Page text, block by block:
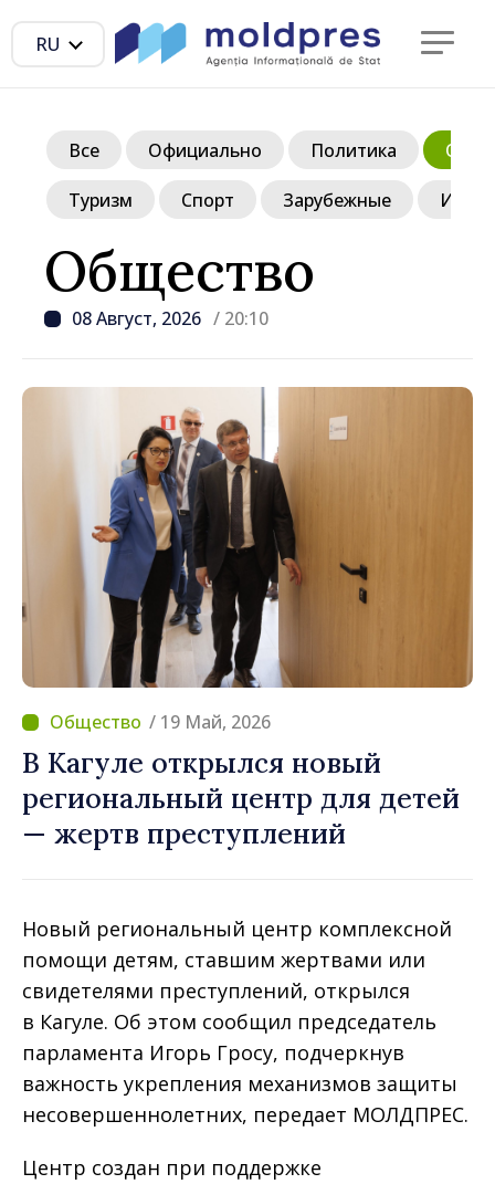
RU
Общество
08 Август, 2026 / 20:10
Все Официально Политика
Туризм Спорт Зарубежные
/ 19 Май, 2026
В Кагуле открылся новый
региональный центр для детей
— жертв преступлений
Новый региональный центр комплексной
помощи детям, ставшим жертвами или
свидетелями преступлений, открылся
в Кагуле. Об этом сообщил председатель
парламента Игорь Гросу, подчеркнув
важность укрепления механизмов защиты
несовершеннолетних, передает МОЛДПРЕС.
Центр создан при поддержке